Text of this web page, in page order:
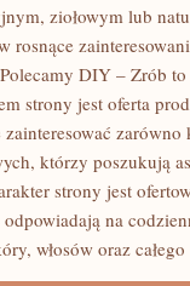
ziołowym lub
rosnące
DIY – Zrób
strony jest oferta
którzy poszukują
strony jest
na
włosów oraz całego